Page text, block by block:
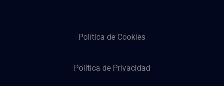
Política de Cookies
Política de Privacidad